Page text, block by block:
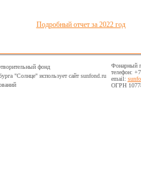
Подробный отчет за 2022 год
фонд
"Солнце" использует сайт sunfond.ru
Фонарный
телефон:
email:
ОГРН